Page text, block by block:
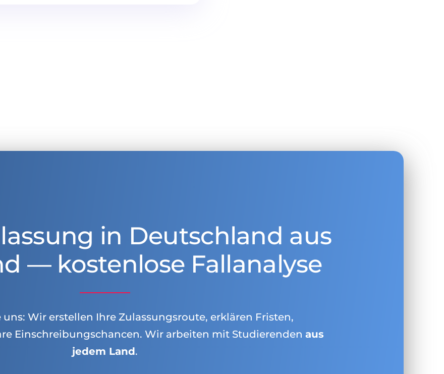
in Deutschland aus
— kostenlose Fallanalyse
uns: Wir erstellen Ihre Zulassungsroute, erklären Fristen,
Einschreibungschancen. Wir arbeiten mit Studierendenaus
jedem Land.